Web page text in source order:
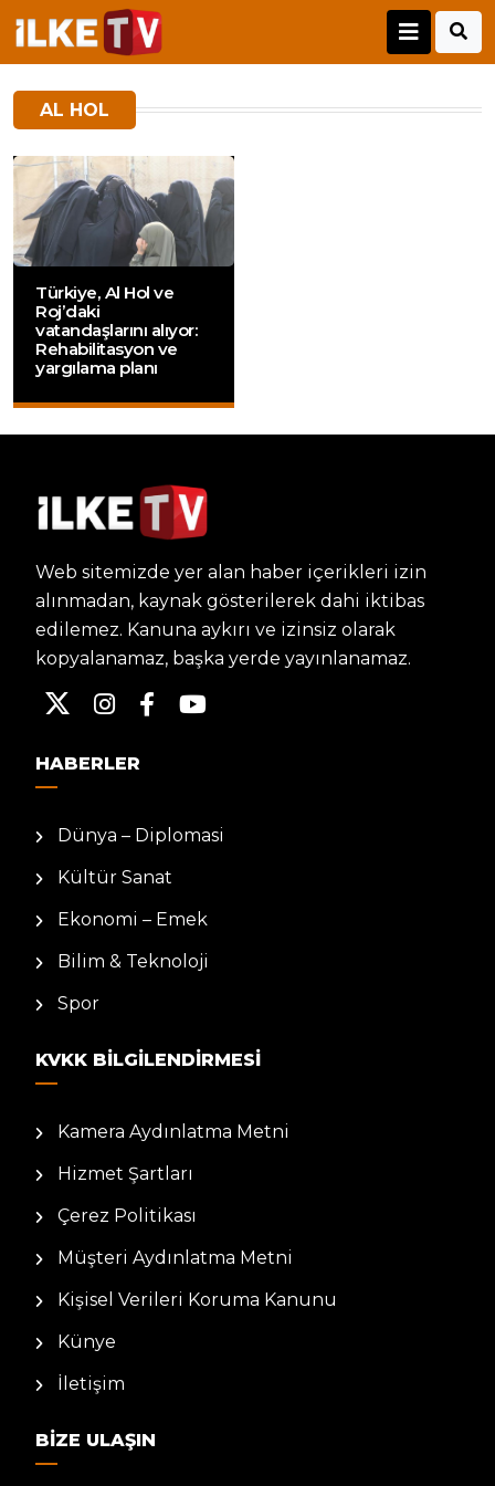
AL HOL
Türkiye, Al Hol ve
Roj’daki
vatandaşlarını alıyor:
Rehabilitasyon ve
yargılama planı
Web sitemizde yer alan haber içerikleri izin
alınmadan, kaynak gösterilerek dahi iktibas
edilemez. Kanuna aykırı ve izinsiz olarak
kopyalanamaz, başka yerde yayınlanamaz.
HABERLER
Dünya – Diplomasi
Kültür Sanat
Ekonomi – Emek
Bilim & Teknoloji
Spor
KVKK BILGILENDIRMESI
Kamera Aydınlatma Metni
Hizmet Şartları
Çerez Politikası
Müşteri Aydınlatma Metni
Kişisel Verileri Koruma Kanunu
Künye
İletişim
BIZE ULAŞIN